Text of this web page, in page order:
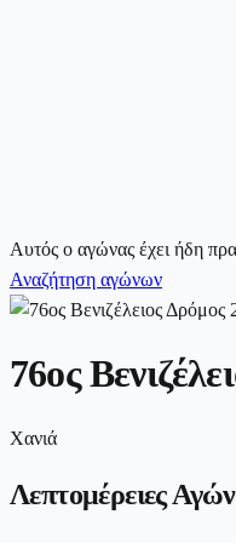
Αυτός ο αγώνας έχει ήδη
Αναζήτηση αγώνων
76ος
Χανιά
Λεπτομέρειες